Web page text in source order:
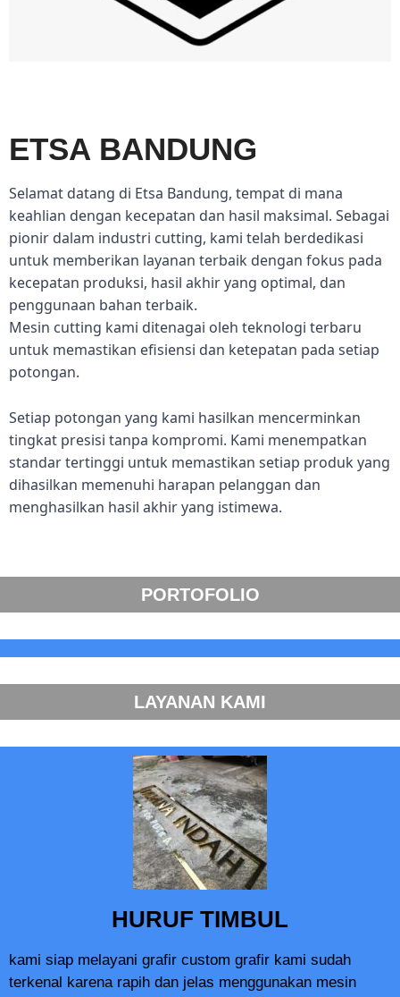
ETSA BANDUNG
Selamat datang di Etsa Bandung, tempat di mana
keahlian dengan kecepatan dan hasil maksimal. Sebagai
pionir dalam industri cutting, kami telah berdedikasi
untuk memberikan layanan terbaik dengan fokus pada
kecepatan produksi, hasil akhir yang optimal, dan
penggunaan bahan terbaik.
Mesin cutting kami ditenagai oleh teknologi terbaru
untuk memastikan efisiensi dan ketepatan pada setiap
potongan.
Setiap potongan yang kami hasilkan mencerminkan
tingkat presisi tanpa kompromi. Kami menempatkan
standar tertinggi untuk memastikan setiap produk yang
dihasilkan memenuhi harapan pelanggan dan
menghasilkan hasil akhir yang istimewa.
PORTOFOLIO
LAYANAN KAMI
HURUF TIMBUL
kami siap melayani grafir custom grafir kami sudah
terkenal karena rapih dan jelas menggunakan mesin